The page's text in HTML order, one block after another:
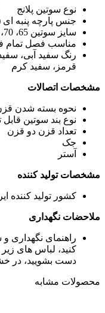
نوع سوتین پلانج
جنس پارچه پنبه
سایز سوتین 65، 70، 75، 80، 85
مناسب فصل تمام
رنگ سفید آبی،
قرمز، سفید کرم
مشخصات اتصالات
نحوه بسته شدن
نوع بند سوتین
تعداد قزن دو قزن
جک
آستر
مشخصات تولید کننده
کشور تولید کننده
ملاحضات نگهداری
راهنمای نگهداری
کنید، لباس های زیر
دست بشویید، در
محصولات مشابه